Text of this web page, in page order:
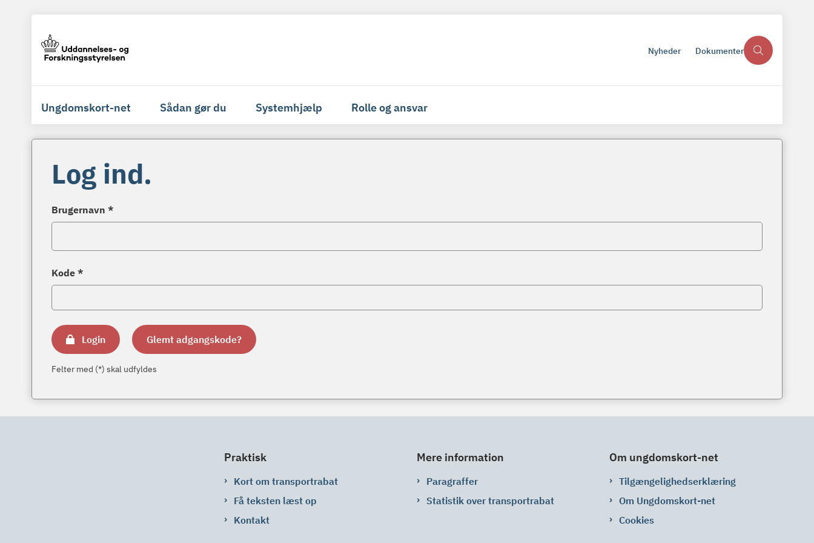
Nyheder Dokumenter
Ungdomskort-net Sådan gør du Systemhjælp Rolle og ansvar
Log ind.
Brugernavn *
Kode *
Login Glemt adgangskode?
Felter med (*) skal udfyldes
Praktisk
Kort om transportrabat
Få teksten læst op
Kontakt
Mere information
Paragraffer
Statistik over transportrabat
Om ungdomskort-net
Tilgængelighedserklæring
Om Ungdomskort-net
Cookies